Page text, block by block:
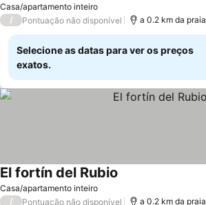
Casa/apartamento inteiro
/ Pontuação não disponível a 0.2 km da praia
Selecione as datas para ver os preços
exatos.
Casa/apartamento inteiro
El fortín del Rubio
/ Pontuação não disponível a 0.2 km da praia